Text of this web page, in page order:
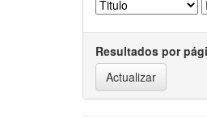
Resultados por